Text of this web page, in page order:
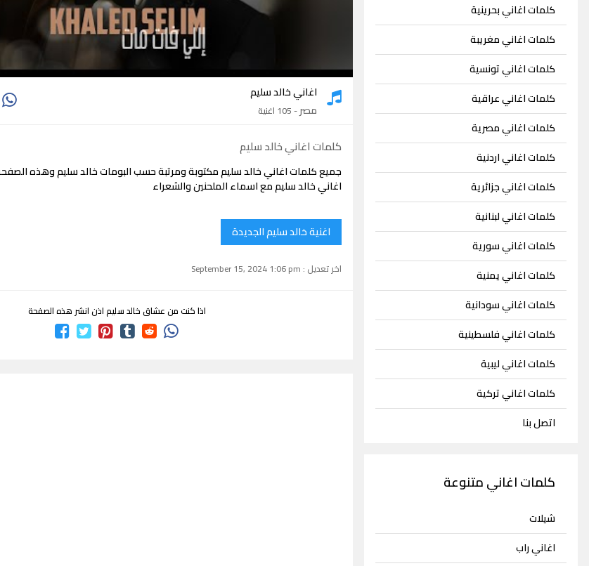
كلمات اغاني بحرينية
كلمات اغاني مغريبة
كلمات اغاني تونسية
كلمات اغاني عراقية
كلمات اغاني مصرية
كلمات اغاني اردنية
كلمات اغاني جزائرية
كلمات اغاني لبنانية
كلمات اغاني سورية
كلمات اغاني يمنية
كلمات اغاني سودانية
كلمات اغاني فلسطينية
كلمات اغاني ليبية
كلمات اغاني تركية
اتصل بنا
كلمات اغاني متنوعة
شيلات
اغاني راب
كلمات اغاني خالد سليم
اغاني خالد سليم
مصر- 105 اغنية
كلمات اغاني خالد سليم
جميع كلمات اغاني خالد سليم مكتوبة ومرتبة حسب البومات خالد سليم وهذه
اغاني خالد سليم مع اسماء الملحنين والشعراء
اغنية خالد سليم الجديدة
اخر تعديل : September 15, 2024 1:06 pm
اذا كنت من عشاق خالد سليم اذن انشر هذه الصفحة